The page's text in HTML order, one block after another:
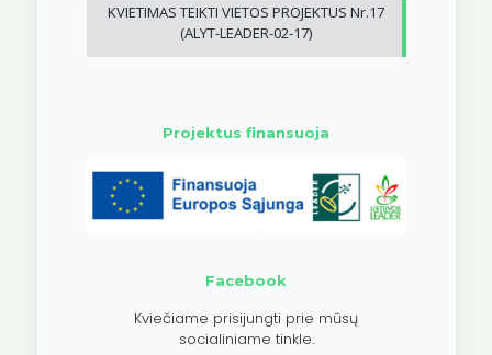
KVIETIMAS TEIKTI VIETOS PROJEKTUS Nr.17
(ALYT-LEADER-02-17)
Projektus finansuoja
Facebook
Kviečiame prisijungti prie mūsų
socialiniame tinkle.